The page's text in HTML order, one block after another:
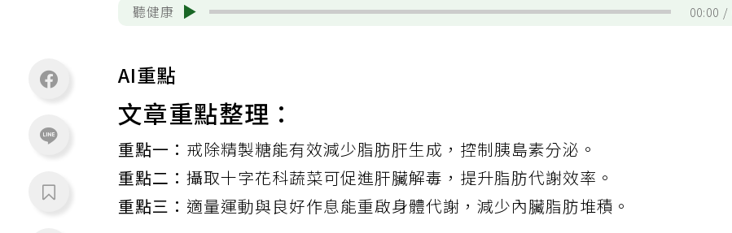
聽健康 00:00
AI重點
文章重點整理：
重點一： 戒除精製糖能有效減少脂肪肝生成，控制胰島素分泌。
重點二：攝取十字花科蔬菜可促進肝臟解毒，提升脂肪代謝效率。
重點三： 適量運動與良好作息能重啟身體代謝，減少內臟脂肪堆積。